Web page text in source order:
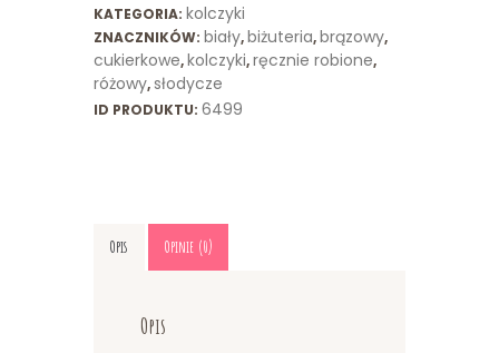
KATEGORIA: kolczyki
ZNACZNIKÓW: biały,biżuteria,brązowy,
cukierkowe,kolczyki,ręcznie robione,
różowy,słodycze
ID PRODUKTU: 6499
Opis Opinie (0)
Opis